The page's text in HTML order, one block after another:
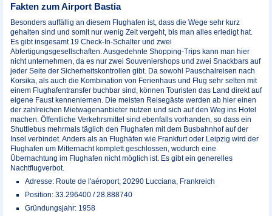
Fakten zum Airport Bastia
Besonders auffällig an diesem Flughafen ist, dass die Wege sehr kurz
gehalten sind und somit nur wenig Zeit vergeht, bis man alles erledigt hat.
Es gibt insgesamt 19 Check-In-Schalter und zwei
Abfertigungsgesellschaften. Ausgedehnte Shopping-Trips kann man hier
nicht unternehmen, da es nur zwei Souveniershops und zwei Snackbars auf
jeder Seite der Sicherheitskontrollen gibt. Da sowohl Pauschalreisen nach
Korsika, als auch die Kombination von Ferienhaus und Flug sehr selten mit
einem Flughafentransfer buchbar sind, können Touristen das Land direkt auf
eigene Faust kennenlernen. Die meisten Reisegäste werden ab hier einen
der zahlreichen Mietwagenanbieter nutzen und sich auf den Weg ins Hotel
machen. Öffentliche Verkehrsmittel sind ebenfalls vorhanden, so dass ein
Shuttlebus mehrmals täglich den Flughafen mit dem Busbahnhof auf der
Insel verbindet. Anders als an Flughäfen wie Frankfurt oder Leipzig wird der
Flughafen um Mitternacht komplett geschlossen, wodurch eine
Übernachtung im Flughafen nicht möglich ist. Es gibt ein generelles
Nachtflugverbot.
Adresse: Route de l'aéroport, 20290 Lucciana, Frankreich
Position: 33.296400 / 28.888740
Gründungsjahr: 1958